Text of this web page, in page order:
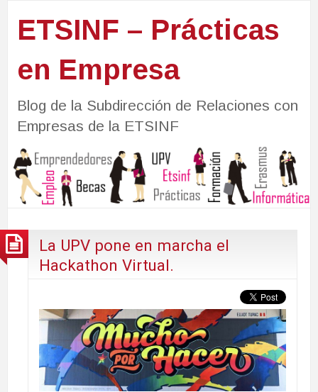
ETSINF – Prácticas
en Empresa
Blog de la Subdirección de Relaciones con
Empresas de la ETSINF
La UPV pone en marcha el
Hackathon Virtual.